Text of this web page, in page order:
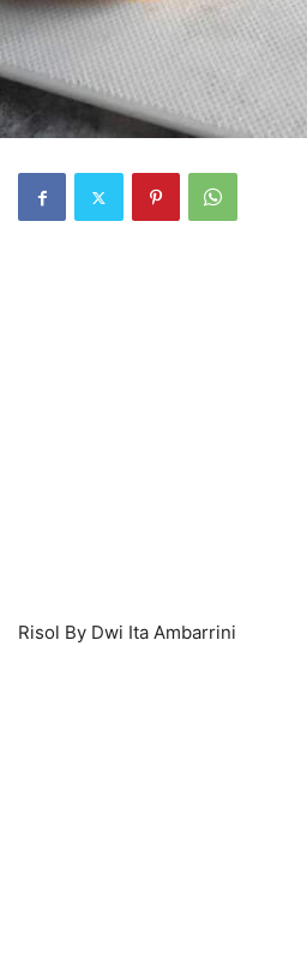
Risol By Dwi Ita Ambarrini